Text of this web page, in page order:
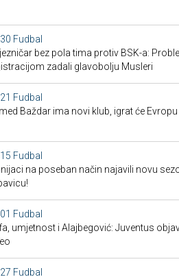
Fudbal
bez pola tima protiv BSK-a:
zadali glavobolju Musleri
Fudbal
Baždar ima novi klub, igrat će Evropu
Fudbal
na poseban način najavili novu
Fudbal
umjetnost i Alajbegović: Juventus
Fudbal